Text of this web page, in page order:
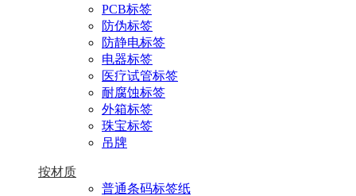
PCB标签
防伪标签
防静电标签
电器标签
医疗试管标签
耐腐蚀标签
外箱标签
珠宝标签
吊牌
按材质
普通条码标签纸